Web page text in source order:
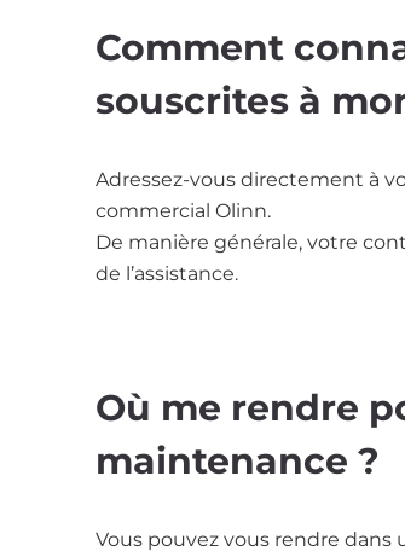
Comment
souscrites à
Adressez-vous directement à
commercial Olinn.
De manière générale, votre
de l’assistance.
Où me rendre
maintenance ?
Vous pouvez vous rendre dans